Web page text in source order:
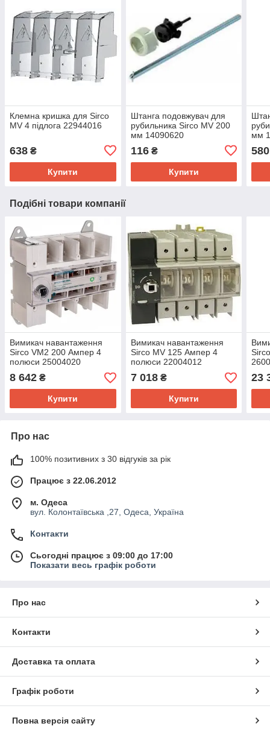
Клемна кришка для Sirco
MV 4 підлога 22944016
638 ₴
Купити
Штанга подовжувач для
рубильника Sirco MV 200
мм 14090620
116₴
Купити
мм
580
Подібні товари компанії
Вимикач навантаження
Sirco VM2 200 Ампер 4
полюси 25004020
8 642 ₴
Купити
Вимикач навантаження
Sirco MV 125 Ампер 4
полюси 22004012
7 018₴
Купити
23
Про нас
100% позитивних з 30 відгуків за рік
Працює з 22.06.2012
м. Одеса
вул. Колонтаївська ,27, Одеса, Україна
Контакти
Сьогодні працює з 09:00 до 17:00
Показати весь графік роботи
Про нас
Контакти
Доставка та оплата
Графік роботи
Повна версія сайту